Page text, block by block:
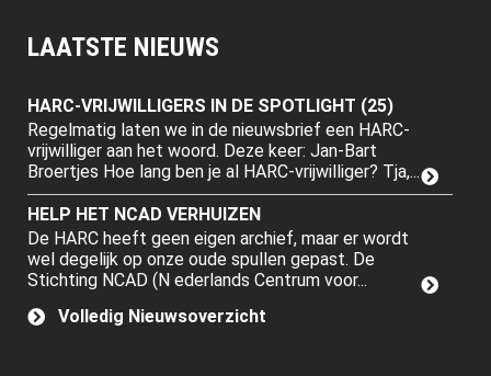
LAATSTE NIEUWS
HARC-VRIJWILLIGERS IN DE SPOTLIGHT (25)
Regelmatig laten we in de nieuwsbrief een HARC-
vrijwilliger aan het woord. Deze keer: Jan-Bart
Broertjes Hoe lang ben je al HARC-vrijwilliger? Tja,...
HELP HET NCAD VERHUIZEN
De HARC heeft geen eigen archief, maar er wordt
wel degelijk op onze oude spullen gepast. De
Stichting NCAD (N ederlands Centrum voor...
Volledig Nieuwsoverzicht